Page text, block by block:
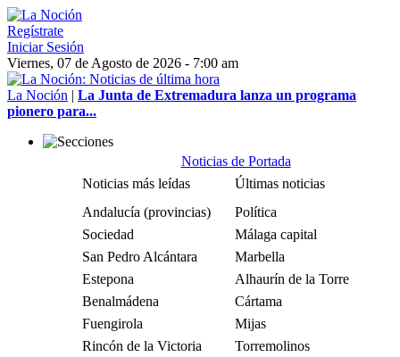
Regístrate
Iniciar Sesión
Viernes, 07 de Agosto de 2026 - 7:00 am
La Noción | La Junta de Extremadura lanza un programa
pionero para...
Noticias de Portada
Noticias más leídas
Últimas noticias
Andalucía (provincias)
Política
Sociedad
Málaga capital
San Pedro Alcántara
Marbella
Estepona
Alhaurín de la Torre
Benalmádena
Cártama
Fuengirola
Mijas
Rincón de la Victoria
Torremolinos